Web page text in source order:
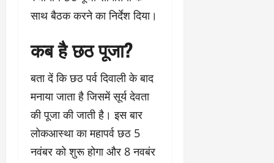
साथ बैठक करने का निर्देश दिया।
कब है छठ पूजा?
बता दें कि छठ पर्व दिवाली के बाद
मनाया जाता है जिसमें सूर्य देवता
की पूजा की जाती है। इस बार
लोकआस्था का महापर्व छठ 5
नवंबर को शुरू होगा और 8 नवबंर